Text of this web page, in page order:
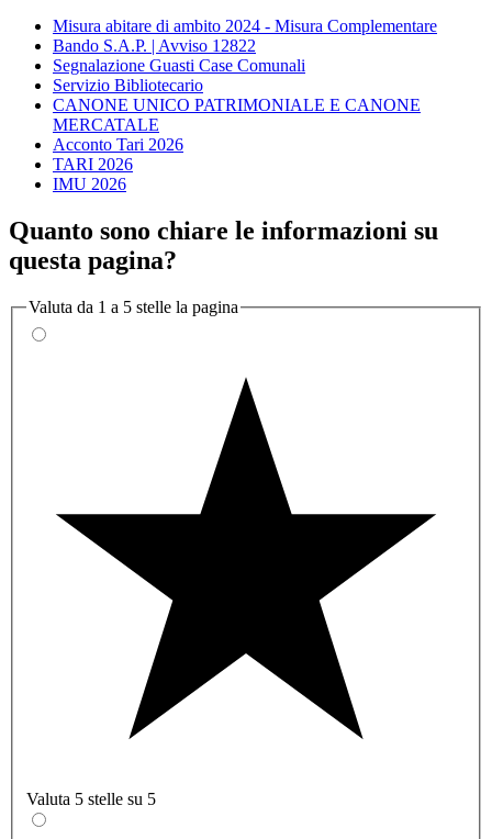
Misura abitare di ambito 2024 - Misura Complementare
Bando S.A.P. | Avviso 12822
Segnalazione Guasti Case Comunali
Servizio Bibliotecario
CANONE UNICO PATRIMONIALE E CANONE
MERCATALE
Acconto Tari 2026
TARI 2026
IMU 2026
Quanto sono chiare le informazioni su
questa pagina?
Valuta da 1 a 5 stelle la pagina
Valuta 5 stelle su 5